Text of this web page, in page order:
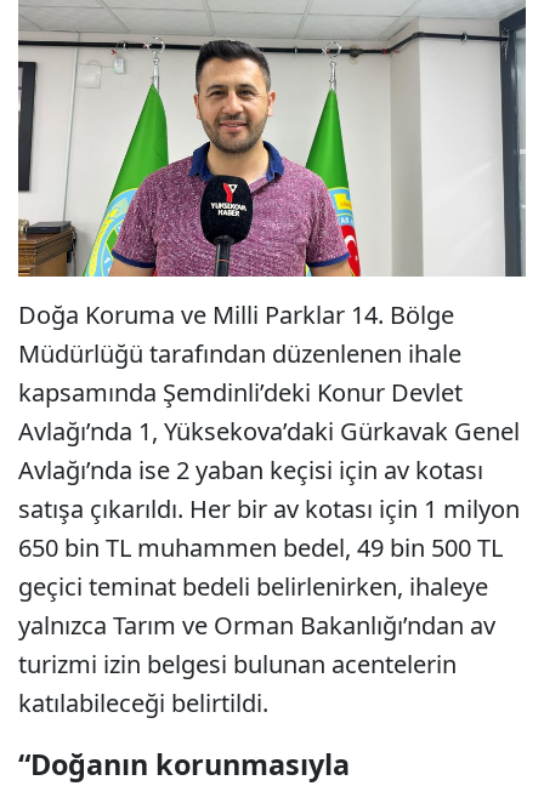
Doğa Koruma ve Milli Parklar 14. Bölge
Müdürlüğü tarafından düzenlenen ihale
kapsamında Şemdinli’deki Konur Devlet
Avlağı’nda 1, Yüksekova’daki Gürkavak Genel
Avlağı’nda ise 2 yaban keçisi için av kotası
satışa çıkarıldı. Her bir av kotası için 1 milyon
650 bin TL muhammen bedel, 49 bin 500 TL
geçici teminat bedeli belirlenirken, ihaleye
yalnızca Tarım ve Orman Bakanlığı’ndan av
turizmi izin belgesi bulunan acentelerin
katılabileceği belirtildi.
“Doğanın korunmasıyla